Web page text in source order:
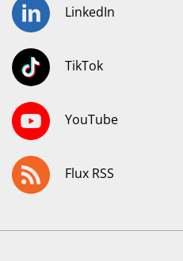
LinkedIn
TikTok
YouTube
Flux RSS